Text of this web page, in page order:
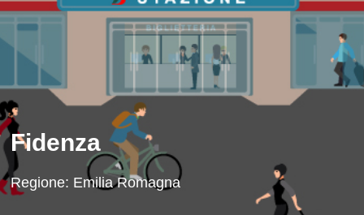
Fidenza
Regione: Emilia Romagna